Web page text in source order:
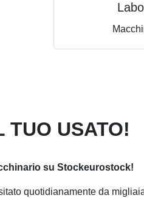
TUO USATO!
su Stockeurostock!
quotidianamente da